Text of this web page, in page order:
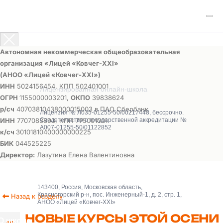
Автономная некоммерческая общеобразовательная
организация «Лицей «Ковчег-ХХI»
(АНОО «Лицей «Ковчег-ХХI»)
ИНН 5024156454, КПП 502401001
ОГРН 1155000003201, ОКПО 39838624
р/сч 40703810438000015003 в ПАО Сбербанк
ИНН 7707083893, КПП 775001001
к/сч 30101810400000000225
БИК 044525225
Директор: Лазутина Елена Валентиновна
Назад к разделу
НОВЫЕ КУРСЫ ЭТОЙ ОСЕНИ
143400, Россия, Московская область,
Красногорский р-н, пос. Инженерный-1, д. 2, стр. 1,
АНОО «Лицей «Ковчег-XXI»
Лицензированная онлайн-школа
Лицензия № Л035-01255-50/00217448, бессрочно.
Свидетельство о государственной аккредитации №
А007-01255-50/01122852
школе